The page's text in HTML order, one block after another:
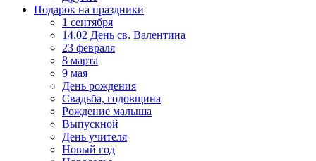
Подарок на праздники
1 сентября
14.02 День св. Валентина
23 февраля
8 марта
9 мая
День рождения
Свадьба, годовщина
Рождение малыша
Выпускной
День учителя
Новый год